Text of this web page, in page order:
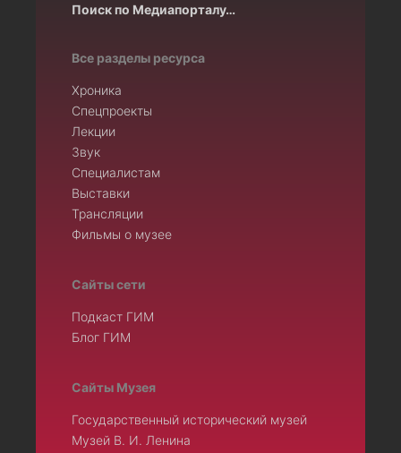
Поиск по Медиапорталу…
Все разделы ресурса
Хроника
Спецпроекты
Лекции
Звук
Специалистам
Выставки
Трансляции
Фильмы о музее
Сайты сети
Подкаст ГИМ
Блог ГИМ
Сайты Музея
Государственный исторический музей
Музей В. И. Ленина